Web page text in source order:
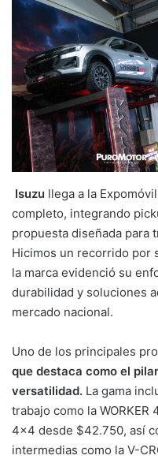
Isuzu llega a la
completo, integrando
propuesta diseñada para
Hicimos un recorrido por
la marca evidenció su
durabilidad y soluciones
mercado nacional.
Uno de los principales
que destaca como el
versatilidad. La gama
trabajo como la WORKER
4×4 desde $42.750, así
intermedias como la V-